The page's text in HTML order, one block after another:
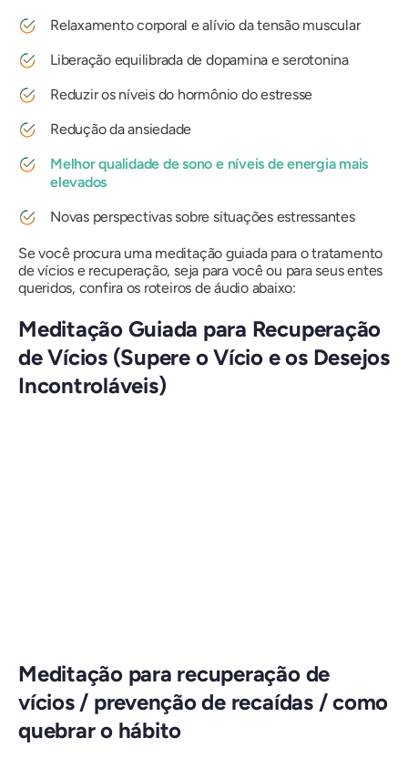
Relaxamento corporal e alívio da tensão muscular
Liberação equilibrada de dopamina e serotonina
Reduzir os níveis do hormônio do estresse
Redução da ansiedade
Melhor qualidade de sono e níveis de energia mais
elevados
Novas perspectivas sobre situações estressantes
Se você procura uma meditação guiada para o tratamento
de vícios e recuperação, seja para você ou para seus entes
queridos, confira os roteiros de áudio abaixo:
Meditação Guiada para Recuperação
de Vícios (Supere o Vício e os Desejos
Incontroláveis)
Meditação para recuperação de
vícios / prevenção de recaídas / como
quebrar o hábito